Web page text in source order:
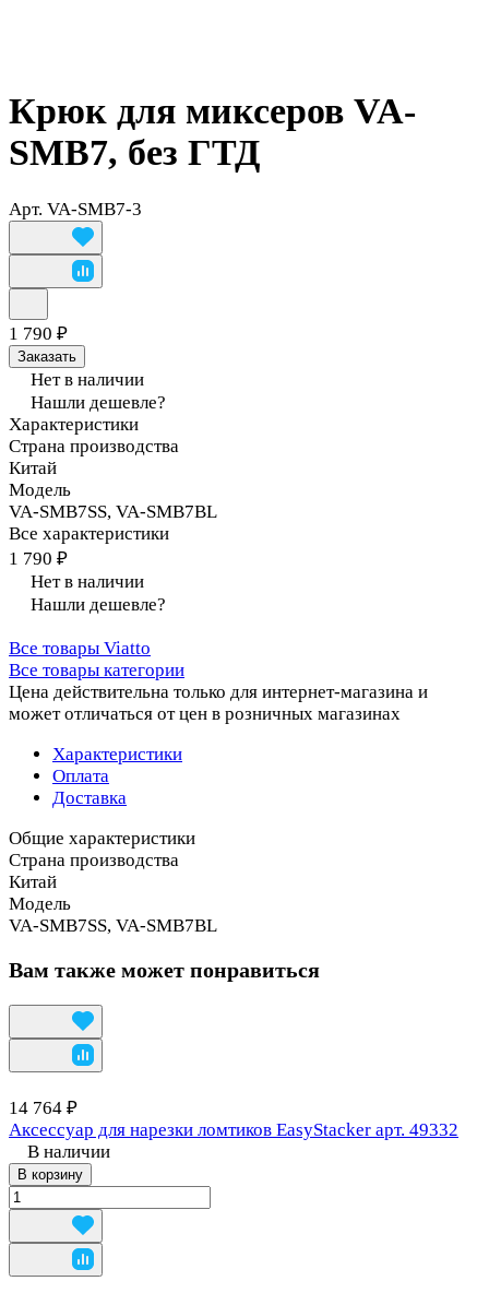
Крюк для миксеров VA-
SMB7, без ГТД
Арт. VA-SMB7-3
1 790 ₽
Заказать
Нет в наличии
Нашли дешевле?
Характеристики
Страна производства
Китай
Модель
VA-SMB7SS, VA-SMB7BL
Все характеристики
1 790 ₽
Нет в наличии
Нашли дешевле?
Все товары Viatto
Все товары категории
Цена действительна только для интернет-магазина и
может отличаться от цен в розничных магазинах
Характеристики
Оплата
Доставка
Общие характеристики
Страна производства
Китай
Модель
VA-SMB7SS, VA-SMB7BL
Вам также может понравиться
14 764 ₽
Аксессуар для нарезки ломтиков EasyStacker арт. 49332
В наличии
В корзину